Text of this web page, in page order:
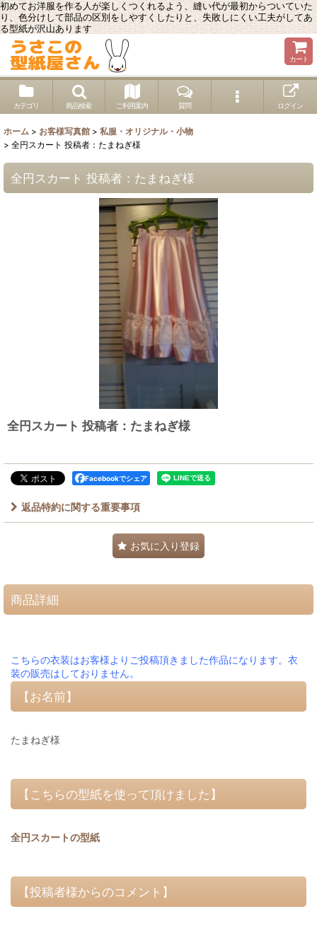
初めてお洋服を作る人が楽しくつくれるよう、縫い代が最初からついていた
り、色分けして部品の区別をしやすくしたりと、失敗しにくい工夫がしてあ
る型紙が沢山あります
カート
カテゴリ 商品検索 ご利用案内 質問 ログイン
ホーム > お客様写真館 > 私服・オリジナル・小物
> 全円スカート 投稿者：たまねぎ様
全円スカート 投稿者：たまねぎ様
全円スカート 投稿者：たまねぎ様
Facebookでシェア
返品特約に関する重要事項
お気に入り登録
商品詳細
こちらの衣装はお客様よりご投稿頂きました作品になります。衣
装の販売はしておりません。
【お名前】
たまねぎ様
【こちらの型紙を使って頂けました】
全円スカートの型紙
【投稿者様からのコメント】